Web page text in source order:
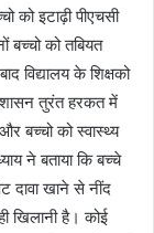
को इटाढ़ी पीएचसी
बच्चो को तबियत
विद्यालय के शिक्षको
तुरंत हरकत में
बच्चो को स्वास्थ्य
ने बताया कि बच्चे
दावा खाने से नींद
खिलानी है। कोई